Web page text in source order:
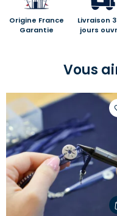
Origine France
Garantie
Livraison
jours
Vous